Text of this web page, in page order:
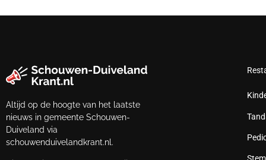
Altijd op de hoogte van het laatste
nieuws in gemeente Schouwen-
Duiveland via
schouwenduivelandkrant.nl.